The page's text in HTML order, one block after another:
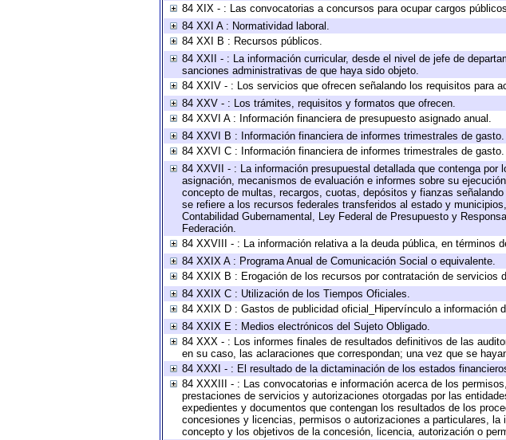
84 XIX - : Las convocatorias a concursos para ocupar cargos
84 XXI A : Normatividad laboral.
84 XXI B : Recursos públicos.
84 XXII - : La información curricular, desde el nivel de jefe de
sanciones administrativas de que haya sido objeto.
84 XXIV - : Los servicios que ofrecen señalando los requisitos para
84 XXV - : Los trámites, requisitos y formatos que ofrecen.
84 XXVI A : Información financiera de presupuesto asignado anual.
84 XXVI B : Información financiera de informes trimestrales de gasto.
84 XXVI C : Información financiera de informes trimestrales de gasto.
84 XXVII - : La información presupuestal detallada que contenga
asignación, mecanismos de evaluación e informes sobre su
concepto de multas, recargos, cuotas, depósitos y fianzas
se refiere a los recursos federales transferidos al estado y
Contabilidad Gubernamental, Ley Federal de Presupuesto y
Federación.
84 XXVIII - : La información relativa a la deuda pública, en términos
84 XXIX A : Programa Anual de Comunicación Social o equivalente.
84 XXIX B : Erogación de los recursos por contratación de servicios
84 XXIX C : Utilización de los Tiempos Oficiales.
84 XXIX D : Gastos de publicidad oficial_Hipervínculo a información
84 XXIX E : Medios electrónicos del Sujeto Obligado.
84 XXX - : Los informes finales de resultados definitivos de las
en su caso, las aclaraciones que correspondan; una vez que se
84 XXXI - : El resultado de la dictaminación de los estados
84 XXXIII - : Las convocatorias e información acerca de los
prestaciones de servicios y autorizaciones otorgadas por las
expedientes y documentos que contengan los resultados de los
concesiones y licencias, permisos o autorizaciones a particulares,
concepto y los objetivos de la concesión, licencia, autorización o